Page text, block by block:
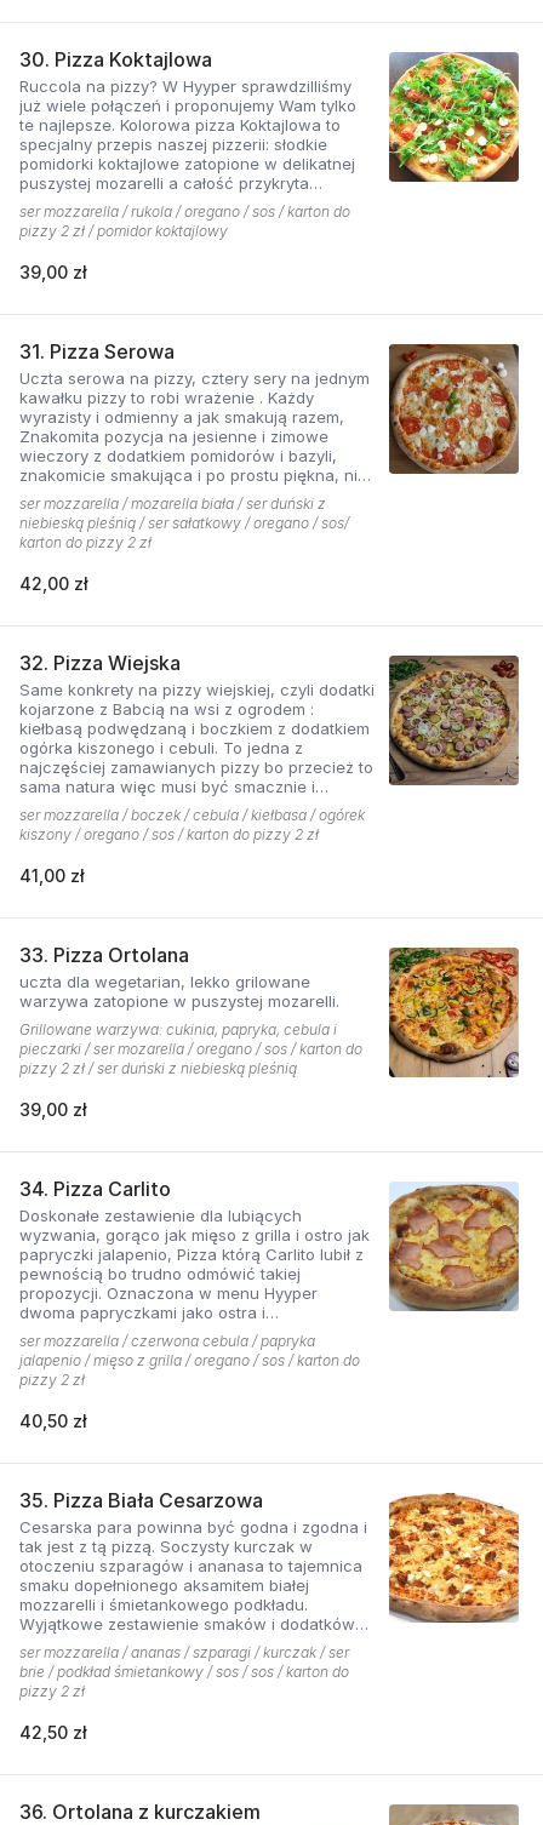
30. Pizza Koktajlowa
Ruccola na pizzy? W Hyyper sprawdzilliśmy
już wiele połączeń i proponujemy Wam tylko
te najlepsze. Kolorowa pizza Koktajlowa to
specjalny przepis naszej pizzerii: słodkie
pomidorki koktajlowe zatopione w delikatnej
puszystej mozarelli a całość przykryta
ostrawą w smaku sałatą! To bardzo włoska w
smaku i wyglądzie pizza.
ser mozzarella / rukola / oregano / sos / karton do
pizzy 2 zł / pomidor koktajlowy
39,00 zł
31. Pizza Serowa
Uczta serowa na pizzy, cztery sery na jednym
kawałku pizzy to robi wrażenie . Każdy
wyrazisty i odmienny a jak smakują razem,
Znakomita pozycja na jesienne i zimowe
wieczory z dodatkiem pomidorów i bazyli,
znakomicie smakująca i po prostu piękna, nie
sposób się oprzeć pokusie .
ser mozzarella / mozarella biała / ser duński z
niebieską pleśnią / ser sałatkowy / oregano / sos/
karton do pizzy 2 zł
42,00 zł
32. Pizza Wiejska
Same konkrety na pizzy wiejskiej, czyli dodatki
kojarzone z Babcią na wsi z ogrodem :
kiełbasą podwędzaną i boczkiem z dodatkiem
ogórka kiszonego i cebuli. To jedna z
najczęściej zamawianych pizzy bo przecież to
sama natura więc musi być smacznie i
naturalne . Najlepsza jest z sosem ostrym
pomidorowym!
ser mozzarella / boczek / cebula / kiełbasa / ogórek
kiszony / oregano / sos / karton do pizzy 2 zł
41,00 zł
33. Pizza Ortolana
uczta dla wegetarian, lekko grilowane
warzywa zatopione w puszystej mozarelli.
Grillowane warzywa: cukinia, papryka, cebula i
pieczarki / ser mozarella / oregano / sos / karton do
pizzy 2 zł / ser duński z niebieską pleśnią
39,00 zł
34. Pizza Carlito
Doskonałe zestawienie dla lubiących
wyzwania, gorąco jak mięso z grilla i ostro jak
papryczki jalapenio, Pizza którą Carlito lubił z
pewnością bo trudno odmówić takiej
propozycji. Oznaczona w menu Hyyper
dwoma papryczkami jako ostra i
niebezpieczna.
ser mozzarella / czerwona cebula / papryka
jalapenio / mięso z grilla / oregano / sos / karton do
pizzy 2 zł
40,50 zł
35. Pizza Biała Cesarzowa
Cesarska para powinna być godna i zgodna i
tak jest z tą pizzą. Soczysty kurczak w
otoczeniu szparagów i ananasa to tajemnica
smaku dopełnionego aksamitem białej
mozzarelli i śmietankowego podkładu.
Wyjątkowe zestawienie smaków i dodatków
które tworzą jedną z najchętniej zamawianych
pizzy z menu pizzerii Hyyper
ser mozzarella / ananas / szparagi / kurczak / ser
brie / podkład śmietankowy / sos / sos / karton do
pizzy 2 zł
42,50 zł
36. Ortolana z kurczakiem